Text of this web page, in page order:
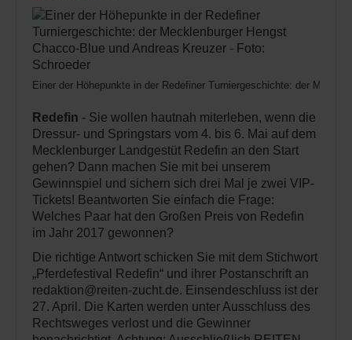
Einer der Höhepunkte in der Redefiner Turniergeschichte: der
Redefin - Sie wollen hautnah miterleben, wenn die
Dressur- und Springstars vom 4. bis 6. Mai auf dem
Mecklenburger Landgestüt Redefin an den Start
gehen? Dann machen Sie mit bei unserem
Gewinnspiel und sichern sich drei Mal je zwei VIP-
Tickets! Beantworten Sie einfach die Frage:
Welches Paar hat den Großen Preis von Redefin
im Jahr 2017 gewonnen?
Die richtige Antwort schicken Sie mit dem Stichwort
„Pferdefestival Redefin“ und ihrer Postanschrift an
redaktion@reiten-zucht.de. Einsendeschluss ist der
27. April. Die Karten werden unter Ausschluss des
Rechtsweges verlost und die Gewinner